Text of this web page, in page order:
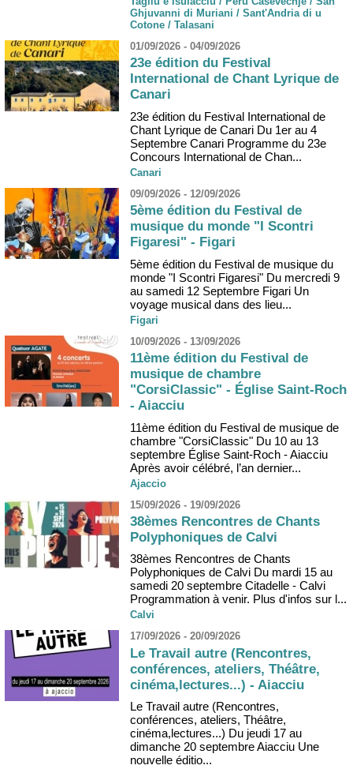
Ghjuvanni di Muriani / Sant'Andria di u
Cotone / Talasani
01/09/2026 - 04/09/2026
23e édition du Festival
International de Chant Lyrique de
Canari
23e édition du Festival International de
Chant Lyrique de Canari Du 1er au 4
Septembre Canari Programme du 23e
Concours International de Chan...
Canari
09/09/2026 - 12/09/2026
5ème édition du Festival de
musique du monde "I Scontri
Figaresi" - Figari
5ème édition du Festival de musique du
monde "I Scontri Figaresi" Du mercredi 9
au samedi 12 Septembre Figari Un
voyage musical dans des lieu...
Figari
10/09/2026 - 13/09/2026
11ème édition du Festival de
musique de chambre
"CorsiClassic" - Église Saint-Roch
- Aiacciu
11ème édition du Festival de musique de
chambre "CorsiClassic" Du 10 au 13
septembre Église Saint-Roch - Aiacciu
Après avoir célébré, l’an dernier...
Ajaccio
15/09/2026 - 19/09/2026
38èmes Rencontres de Chants
Polyphoniques de Calvi
38èmes Rencontres de Chants
Polyphoniques de Calvi Du mardi 15 au
samedi 20 septembre Citadelle - Calvi
Programmation à venir. Plus d'infos sur l...
Calvi
17/09/2026 - 20/09/2026
Le Travail autre (Rencontres,
conférences, ateliers, Théâtre,
cinéma,lectures...) - Aiacciu
Le Travail autre (Rencontres,
conférences, ateliers, Théâtre,
cinéma,lectures...) Du jeudi 17 au
dimanche 20 septembre Aiacciu Une
nouvelle éditio...